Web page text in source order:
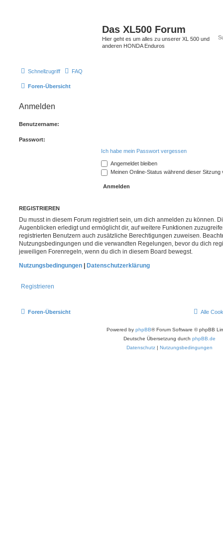
Das XL500 Forum
Hier geht es um alles zu unserer XL 500 und
anderen HONDA Enduros
Schnellzugriff FAQ
Foren-Übersicht
Anmelden
Benutzername:
Passwort:
Ich habe mein Passwort vergessen
Angemeldet bleiben
Meinen Online-Status während dieser Sitzung
REGISTRIEREN
Du musst in diesem Forum registriert sein, um dich anmelden zu können.
Augenblicken erledigt und ermöglicht dir, auf weitere Funktionen
registrierten Benutzern auch zusätzliche Berechtigungen zuweisen.
Nutzungsbedingungen und die verwandten Regelungen, bevor du dich
jeweiligen Forenregeln, wenn du dich in diesem Board bewegst.
Nutzungsbedingungen
Datenschutzerklärung
Registrieren
Foren-Übersicht Alle
Powered by phpBB® Forum Software © phpBB
Deutsche Übersetzung durch phpBB.de
Datenschutz | Nutzungsbedingungen